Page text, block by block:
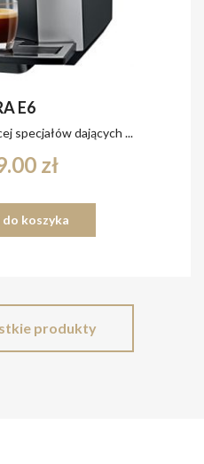
E6
specjałów dających ...
zł
koszyka
produkty